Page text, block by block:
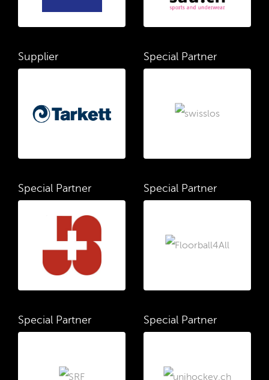
Supplier Special Partner
Special Partner Special Partner
Special Partner Special Partner